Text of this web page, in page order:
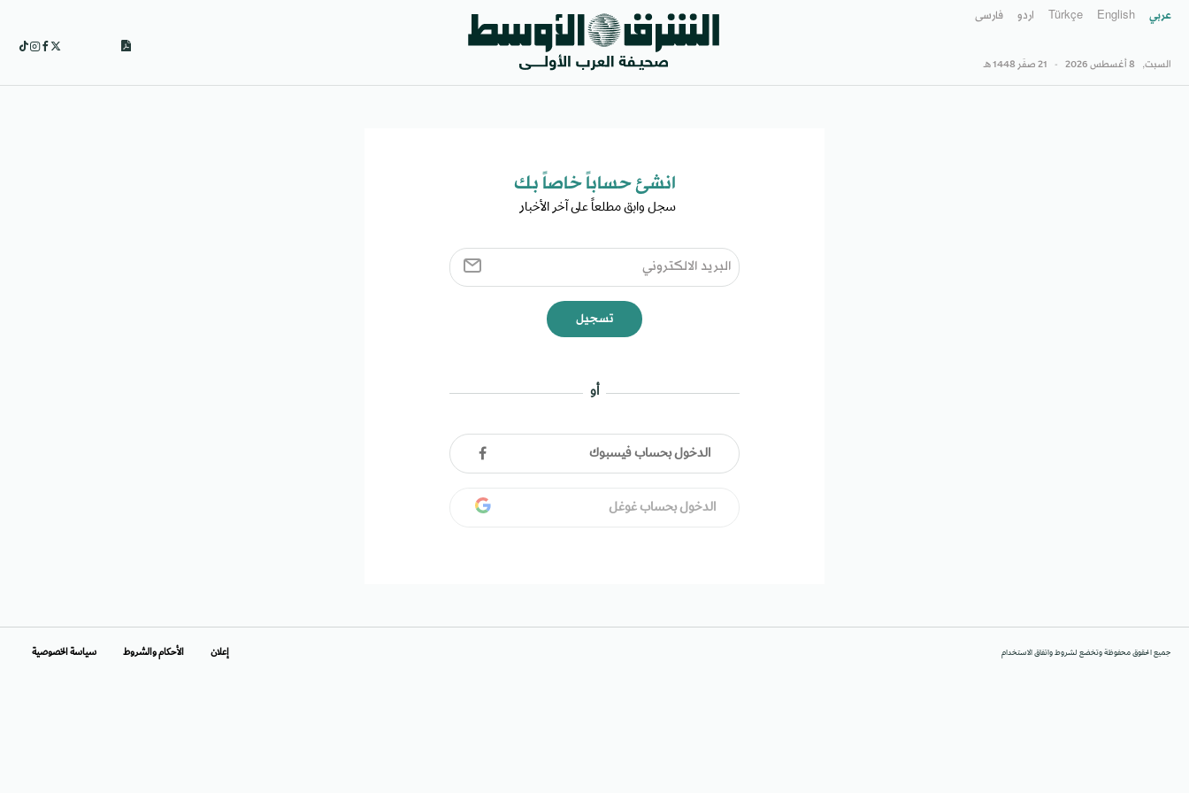
عربي English
Türkçe اردو فارسى
السبت, 8 أغسطس 2026 - 21 صفَر 1448 هـ
انشئ حساباً خاصاً بك​
سجل وابق مطلعاً على آخر الأخبار ​
تسجيل
أو
الدخول بحساب فيسبوك
الدخول بحساب غوغل
جميع الحقوق محفوظة وتخضع لشروط واتفاق الاستخدام إعلان الأحكام والشروط سياسة الخصوصية